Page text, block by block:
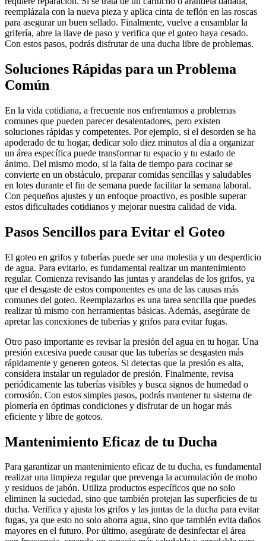
reemplázala con la nueva pieza y aplica cinta de teflón en las roscas
para asegurar un buen sellado. Finalmente, vuelve a ensamblar la
grifería, abre la llave de paso y verifica que el goteo haya cesado.
Con estos pasos, podrás disfrutar de una ducha libre de problemas.
Soluciones Rápidas para un Problema
Común
En la vida cotidiana, a frecuente nos enfrentamos a problemas
comunes que pueden parecer desalentadores, pero existen
soluciones rápidas y competentes. Por ejemplo, si el desorden se ha
apoderado de tu hogar, dedicar solo diez minutos al día a organizar
un área específica puede transformar tu espacio y tu estado de
ánimo. Del mismo modo, si la falta de tiempo para cocinar se
convierte en un obstáculo, preparar comidas sencillas y saludables
en lotes durante el fin de semana puede facilitar la semana laboral.
Con pequeños ajustes y un enfoque proactivo, es posible superar
estos dificultades cotidianos y mejorar nuestra calidad de vida.
Pasos Sencillos para Evitar el Goteo
El goteo en grifos y tuberías puede ser una molestia y un desperdicio
de agua. Para evitarlo, es fundamental realizar un mantenimiento
regular. Comienza revisando las juntas y arandelas de los grifos, ya
que el desgaste de estos componentes es una de las causas más
comunes del goteo. Reemplazarlos es una tarea sencilla que puedes
realizar tú mismo con herramientas básicas. Además, asegúrate de
apretar las conexiones de tuberías y grifos para evitar fugas.
Otro paso importante es revisar la presión del agua en tu hogar. Una
presión excesiva puede causar que las tuberías se desgasten más
rápidamente y generen goteos. Si detectas que la presión es alta,
considera instalar un regulador de presión. Finalmente, revisa
periódicamente las tuberías visibles y busca signos de humedad o
corrosión. Con estos simples pasos, podrás mantener tu sistema de
plomería en óptimas condiciones y disfrutar de un hogar más
eficiente y libre de goteos.
Mantenimiento Eficaz de tu Ducha
Para garantizar un mantenimiento eficaz de tu ducha, es fundamental
realizar una limpieza regular que prevenga la acumulación de moho
y residuos de jabón. Utiliza productos específicos que no solo
eliminen la suciedad, sino que también protejan las superficies de tu
ducha. Verifica y ajusta los grifos y las juntas de la ducha para evitar
fugas, ya que esto no solo ahorra agua, sino que también evita daños
mayores en el futuro. Por último, asegúrate de desinfectar el área